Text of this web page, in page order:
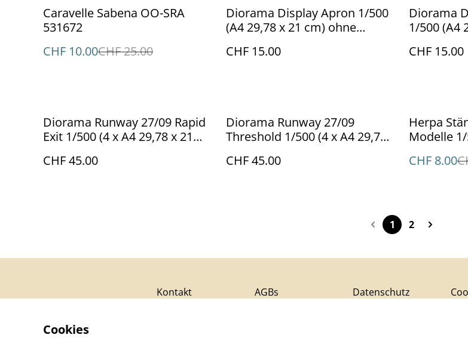
%
Caravelle Sabena OO-SRA
531672
CHF 10.00CHF 25.00
Diorama Display Apron 1/500
(A4 29,78 x 21 cm) ohne
CHF 15.00
Diorama
1/500 (A4
CHF 15.00
Diorama Runway 27/09 Rapid
Exit 1/500 (4 x A4 29,78 x 21
CHF 45.00
Diorama Runway 27/09
Threshold 1/500 (4 x A4 29,78
CHF 45.00
%
Herpa
Modelle
CHF 8.00
1 2
Kontakt AGBs Datenschutz
Cookies